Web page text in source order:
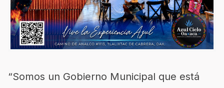
“Somos un Gobierno Municipal que está